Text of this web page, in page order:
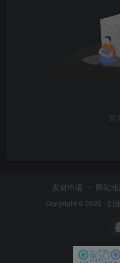
友链申请 网站地
Copyright © 2025 · 副